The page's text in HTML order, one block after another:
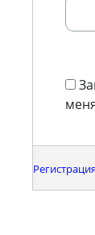
Регистрация